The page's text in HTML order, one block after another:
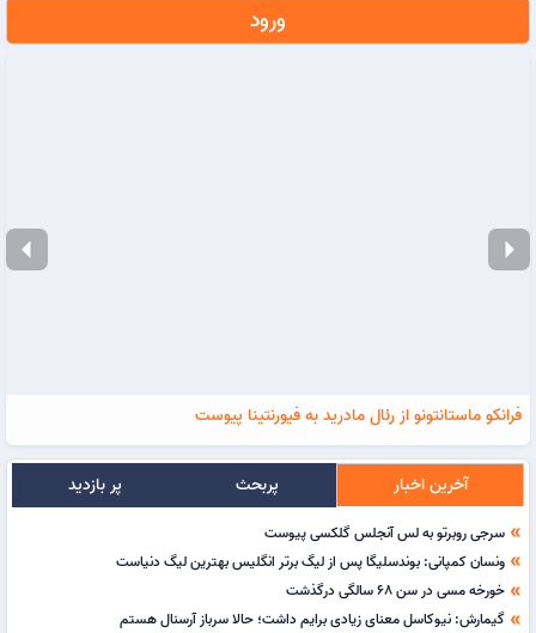
ورود
فرانکو ماستانتونو از رئال مادرید به فیورنتینا پیوست
arrow_right
arrow_left
آخرین اخبار پربحث پر بازدید
double_arrow سرجی روبرتو به لس آنجلس گلکسی پیوست
double_arrow ونسان کمپانی: بوندسلیگا پس از لیگ برتر انگلیس بهترین لیگ دنیاست
double_arrow خورخه مسی در سن 68 سالگی درگذشت
double_arrow گیمارش: نیوکاسل معنای زیادی برایم داشت؛ حالا سرباز آرسنال هستم